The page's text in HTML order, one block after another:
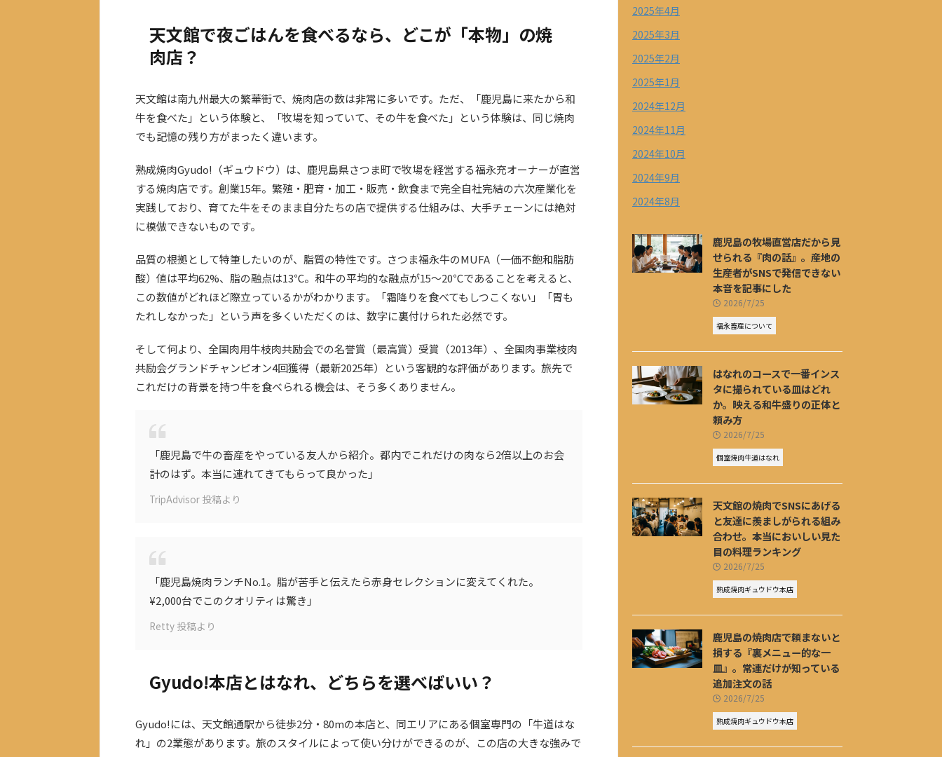
天文館で夜ごはんを食べるなら、どこが「本物」の焼
肉店？
天文館は南九州最大の繁華街で、焼肉店の数は非常に多いです。ただ、「鹿児島に来たから和
牛を食べた」という体験と、「牧場を知っていて、その牛を食べた」という体験は、同じ焼肉
でも記憶の残り方がまったく違います。
熟成焼肉Gyudo!（ギュウドウ）は、鹿児島県さつま町で牧場を経営する福永充オーナーが直営
する焼肉店です。創業15年。繁殖・肥育・加工・販売・飲食まで完全自社完結の六次産業化を
実践しており、育てた牛をそのまま自分たちの店で提供する仕組みは、大手チェーンには絶対
に模倣できないものです。
品質の根拠として特筆したいのが、脂質の特性です。さつま福永牛のMUFA（一価不飽和脂肪
酸）値は平均62%、脂の融点は13℃。和牛の平均的な融点が15〜20℃であることを考えると、
この数値がどれほど際立っているかがわかります。「霜降りを食べてもしつこくない」「胃も
たれしなかった」という声を多くいただくのは、数字に裏付けられた必然です。
そして何より、全国肉用牛枝肉共励会での名誉賞（最高賞）受賞（2013年）、全国肉事業枝肉
共励会グランドチャンピオン4回獲得（最新2025年）という客観的な評価があります。旅先で
これだけの背景を持つ牛を食べられる機会は、そう多くありません。
「鹿児島で牛の畜産をやっている友人から紹介。都内でこれだけの肉なら2倍以上のお会
計のはず。本当に連れてきてもらって良かった」
TripAdvisor 投稿より
「鹿児島焼肉ランチNo.1。脂が苦手と伝えたら赤身セレクションに変えてくれた。
¥2,000台でこのクオリティは驚き」
Retty 投稿より
Gyudo!本店とはなれ、どちらを選べばいい？
Gyudo!には、天文館通駅から徒歩2分・80mの本店と、同エリアにある個室専門の「牛道はな
れ」の2業態があります。旅のスタイルによって使い分けができるのが、この店の大きな強みで
2025年4月
2025年3月
2025年2月
2025年1月
2024年12月
2024年11月
2024年10月
2024年9月
2024年8月
鹿児島の牧場直営店だから見
せられる『肉の話』。産地の
生産者がSNSで発信できない
本音を記事にした
2026/7/25
福永畜産について
はなれのコースで一番インス
タに撮られている皿はどれ
か。映える和牛盛りの正体と
頼み方
2026/7/25
個室焼肉牛道はなれ
天文館の焼肉でSNSにあげる
と友達に羨ましがられる組み
合わせ。本当においしい見た
目の料理ランキング
2026/7/25
熟成焼肉ギュウドウ本店
鹿児島の焼肉店で頼まないと
損する『裏メニュー的な一
皿』。常連だけが知っている
追加注文の話
2026/7/25
熟成焼肉ギュウドウ本店